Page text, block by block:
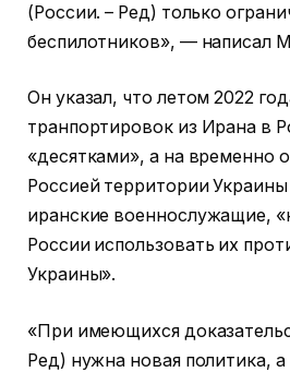
(России. – Ред) только
беспилотников», — написал
Он указал, что летом 2022
транпортировок из Ирана в
«десятками», а на временно
Россией территории
иранские военнослужащие,
России использовать их
Украины».
«При имеющихся
Ред) нужна новая политика, а